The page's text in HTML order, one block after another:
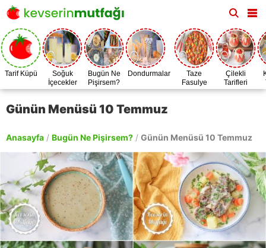
Tarif Küpü
Soğuk
İçecekler
Bugün Ne
Pişirsem?
Dondurmalar
Taze
Fasulye
Zamanı
Çilekli
Tarifleri
Günün Menüsü 10 Temmuz
Anasayfa / Bugün Ne Pişirsem? / Günün Menüsü 10 Temmuz